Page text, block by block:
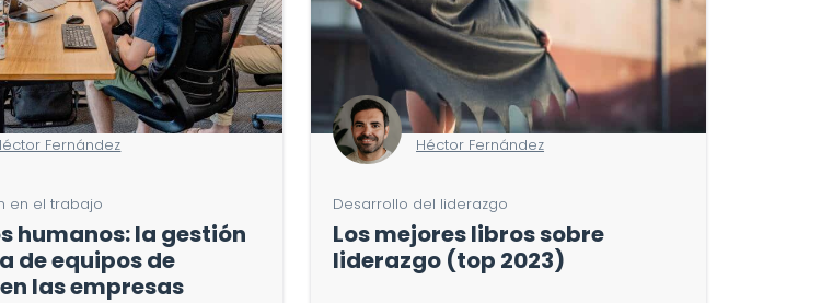
Fernández
en el trabajo
humanos: la gestión
de equipos de
las empresas
Héctor Fernández
Desarrollo del liderazgo
Los mejores libros sobre
liderazgo (top 2023)